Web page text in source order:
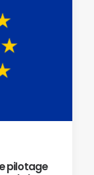
pilotage